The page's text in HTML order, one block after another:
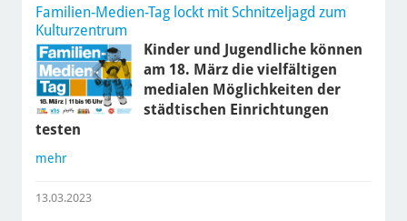
Familien-Medien-Tag lockt mit Schnitzeljagd zum
Kulturzentrum
Kinder und Jugendliche können
am 18. März die vielfältigen
medialen Möglichkeiten der
städtischen Einrichtungen
testen
mehr
13.03.2023